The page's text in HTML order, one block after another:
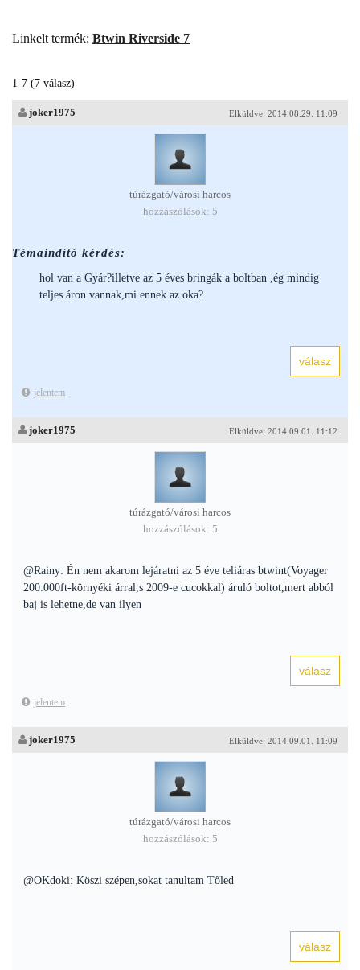
Linkelt termék: Btwin Riverside 7
1-7 (7 válasz)
Elküldve: 2014.08.29. 11:09
joker1975
túrázgató/városi harcos
hozzászólások: 5
Témaindító kérdés:
hol van a Gyár?illetve az 5 éves bringák a boltban ,ég mindig
teljes áron vannak,mi ennek az oka?
jelentem
Elküldve: 2014.09.01. 11:12
joker1975
túrázgató/városi harcos
hozzászólások: 5
@Rainy: Én nem akarom lejáratni az 5 éve teliáras btwint(Voyager
200.000ft-környéki árral,s 2009-e cucokkal) áruló boltot,mert abból
baj is lehetne,de van ilyen
jelentem
Elküldve: 2014.09.01. 11:09
joker1975
túrázgató/városi harcos
hozzászólások: 5
@OKdoki: Köszi szépen,sokat tanultam Tőled